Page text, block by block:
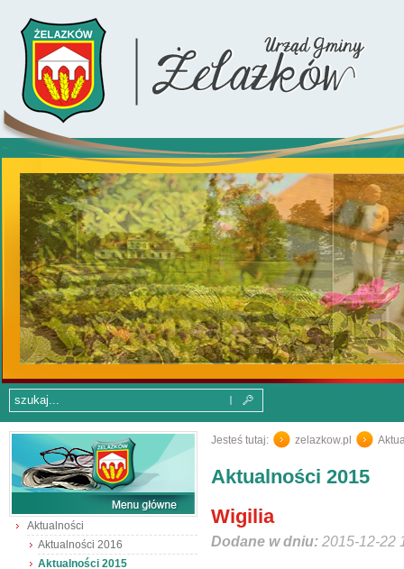
Aktualności
Aktualności 2016
Aktualności 2015
Jesteś tutaj: zelazkow.pl
Aktualności 2015
Wigilia
Dodane w dniu: 2015-12-22